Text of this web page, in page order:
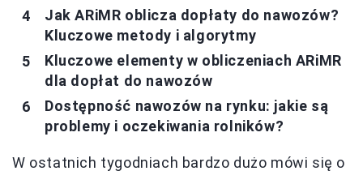
Jak ARiMR oblicza dopłaty do nawozów?
Kluczowe metody i algorytmy
Kluczowe elementy w obliczeniach ARiMR
dla dopłat do nawozów
Dostępność nawozów na rynku: jakie są
problemy i oczekiwania rolników?
W ostatnich tygodniach bardzo dużo mówi się o